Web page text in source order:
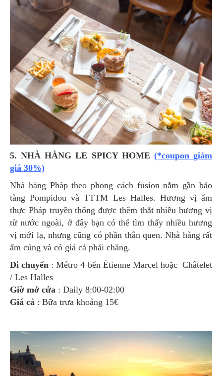
5. NHÀ HÀNG LE SPICY HOME (*coupon giảm
giá 30%)
Nhà hàng Pháp theo phong cách fusion nằm gần bảo
tàng Pompidou và TTTM Les Halles. Hương vị ẩm
thực Pháp truyền thống được thêm thắt nhiều hương vị
từ nước ngoài, ở đây bạn có thể tìm thấy nhiều hương
vị mới lạ, nhưng cũng có phần thân quen. Nhà hàng rất
ấm cúng và có giá cả phải chăng.
Di chuyển : Métro 4 bến Étienne Marcel hoặc Châtelet
/ Les Halles
Giờ mở cửa : Daily 8:00-02:00
Giá cả : Bữa trưa khoảng 15€